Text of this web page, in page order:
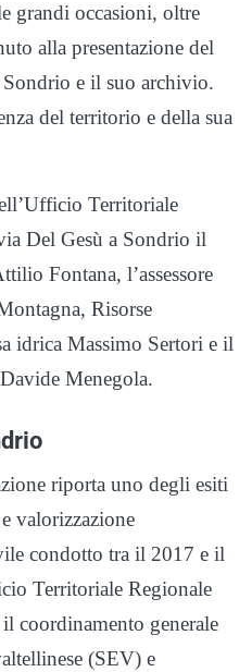
grandi occasioni, oltre
alla presentazione del
e il suo archivio.
del territorio e della sua
Territoriale
Del Gesù a Sondrio il
Fontana, l’assessore
Risorse
idrica Massimo Sertori e il
Menegola.
riporta uno degli esiti
valorizzazione
condotto tra il 2017 e il
Territoriale Regionale
coordinamento generale
(SEV) e